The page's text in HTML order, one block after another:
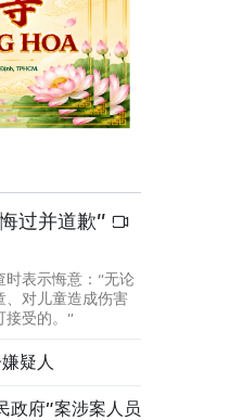
过并道歉”
表示悔意：“无论
、对儿童造成伤害
接受的。”
疑人
政府”案涉案人员